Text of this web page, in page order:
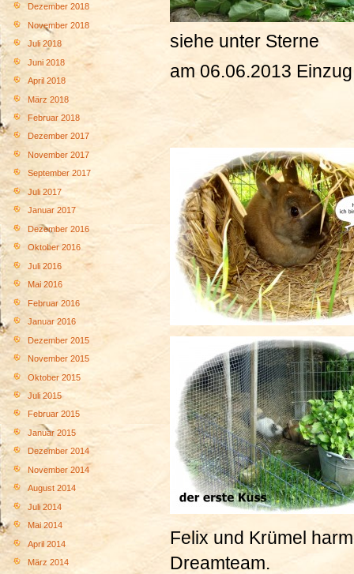
Dezember 2018
November 2018
Juli 2018
Juni 2018
April 2018
März 2018
Februar 2018
Dezember 2017
November 2017
September 2017
Juli 2017
Januar 2017
Dezember 2016
Oktober 2016
Juli 2016
Mai 2016
Februar 2016
Januar 2016
Dezember 2015
November 2015
Oktober 2015
Juli 2015
Februar 2015
Januar 2015
Dezember 2014
November 2014
August 2014
Juli 2014
Mai 2014
April 2014
März 2014
siehe unter Sterne
am 06.06.2013
Felix und Krümel
Dreamteam.